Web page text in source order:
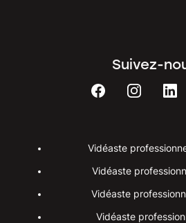
Suivez-
Vidéaste
Vidéaste
Vidéaste
Vidéaste